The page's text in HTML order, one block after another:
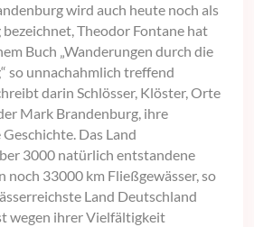
wird auch heute noch als
Theodor Fontane hat
Buch „Wanderungen durch die
so unnachahmlich treffend
darin Schlösser, Klöster, Orte
Mark Brandenburg, ihre
Das Land
3000 natürlich entstandene
noch 33000 km Fließgewässer, so
Land Deutschland
wegen ihrer Vielfältigkeit